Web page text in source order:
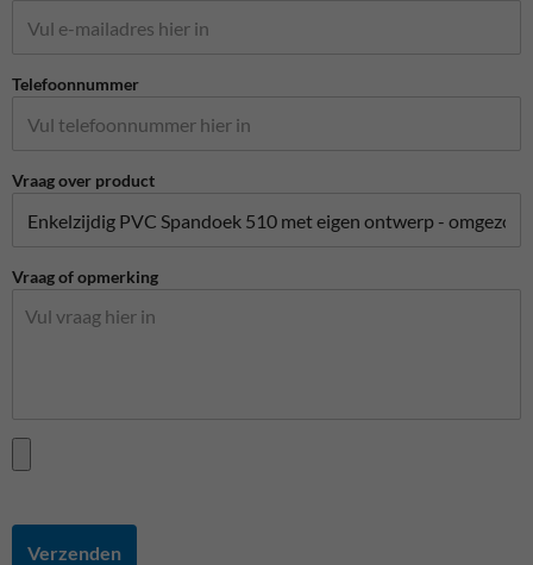
Telefoonnummer
Vraag over product
Vraag of opmerking
Verzenden